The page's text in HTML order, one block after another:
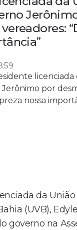
da União
(UVB),
governo na